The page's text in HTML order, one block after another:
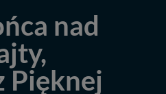
nad
Pięknej